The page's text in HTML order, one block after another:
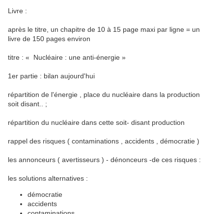
Livre :
après le titre, un chapitre de 10 à 15 page maxi par ligne = un
livre de 150 pages environ
titre : « Nucléaire : une anti-énergie »
1er partie : bilan aujourd'hui
répartition de l'énergie , place du nucléaire dans la production
soit disant.. ;
répartition du nucléaire dans cette soit- disant production
rappel des risques ( contaminations , accidents , démocratie )
les annonceurs ( avertisseurs ) - dénonceurs -de ces risques :
les solutions alternatives :
démocratie
accidents